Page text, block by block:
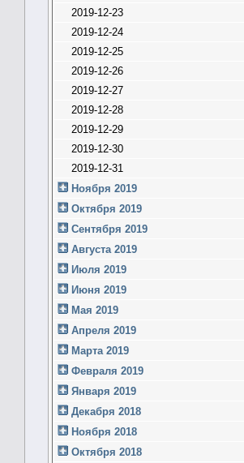
2019-12-23
2019-12-24
2019-12-25
2019-12-26
2019-12-27
2019-12-28
2019-12-29
2019-12-30
2019-12-31
Ноября 2019
Октября 2019
Сентября 2019
Августа 2019
Июля 2019
Июня 2019
Мая 2019
Апреля 2019
Марта 2019
Февраля 2019
Января 2019
Декабря 2018
Ноября 2018
Октября 2018